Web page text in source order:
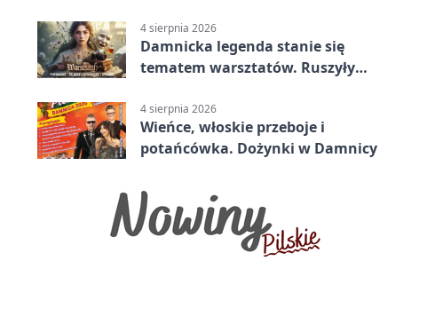
4 sierpnia 2026
Damnicka legenda stanie się
tematem warsztatów. Ruszyły
4 sierpnia 2026
Wieńce, włoskie przeboje i
potańcówka. Dożynki w Damnicy